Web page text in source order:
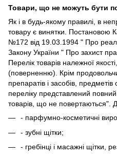
Товари, що не можуть бути
Як і в будь-якому правилі, в
товару є винятки. Постановою
№172 від 19.03.1994 " Про
Закону України " Про захист
Перелік товарів належної
(поверненню). Крім
препаратів і засобів, предметів
переліку представлений
товарів, що не повертаються".
- парфумно-косметичні
- зубні щітки;
- гребінці і масажні щітки,